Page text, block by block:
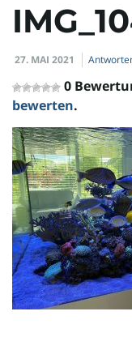
27. MAI 2021
0
bewerten.